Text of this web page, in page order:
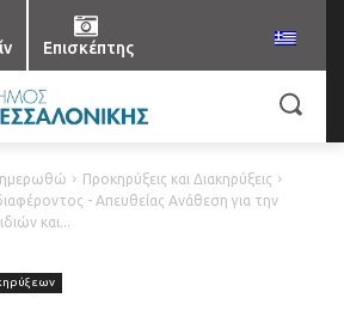
Επισκέπτης
Προκηρύξεις και Διακηρύξεις
- Απευθείας Ανάθεση για την
και...